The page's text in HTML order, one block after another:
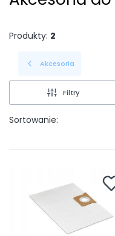
Produkty: 2
Akcesoria
Filtry
Sortowanie: